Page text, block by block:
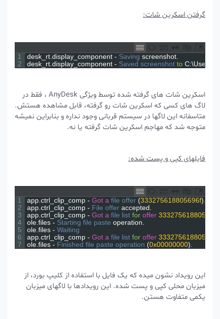
گرفتن اسکرین شات:
1
2
desk_rt.display_component - Saving screenshot
desk_rt.display_component - Saved screenshot to C:
اسکرین شات های گرفته شده توسط ویژگی AnyDesk ، فقط در
لاگ های کسی که اسکرین شات رو گرفته، قابل مشاهده هستش.
متاسفانه این لاگها در سیستم قربانی وجود نداره و بنابراین نمیشه
متوجه شد که مهاجم اسکرین شات گرفته یا نه.
فایلهای کپی و پست شده:
1
2
3
4
5
6
7
app .ctrl_clip_comp - Got a file offer (333275618805696f
app .ctrl_clip_comp - File offer accepted
app .ctrl_clip_comp - Got a file list for offer
ole .files - Starting file paste operation
ole .files - Waiting
app .ctrl_clip_comp - Got a file list for offer
ole .files - Finished file paste operation (0x00000000
این رویداد نشون میده که یک فایل با استفاده از کلیپ بورد، از
میزبان محلی کپی و پست شده. این رویدادها با لاگهای میزبان
یکمی متفاوت هستن.